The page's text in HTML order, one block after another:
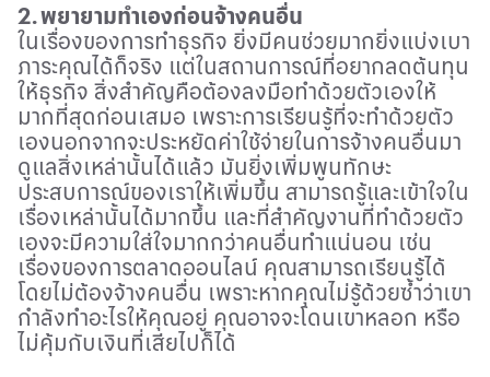
2.พยายามทำเองก่อนจ้างคนอื่น
ในเรื่องของการทำธุรกิจ ยิ่งมีคนช่วยมากยิ่งแบ่งเบา
ภาระคุณได้ก็จริง แต่ในสถานการณ์ที่อยากลดต้นทุน
ให้ธุรกิจ สิ่งสำคัญคือต้องลงมือทำด้วยตัวเองให้
มากที่สุดก่อนเสมอ เพราะการเรียนรู้ที่จะทำด้วยตัว
เองนอกจากจะประหยัดค่าใช้จ่ายในการจ้างคนอื่นมา
ดูแลสิ่งเหล่านั้นได้แล้ว มันยิ่งเพิ่มพูนทักษะ
ประสบการณ์ของเราให้เพิ่มขึ้น สามารถรู้และเข้าใจใน
เรื่องเหล่านั้นได้มากขึ้น และที่สำคัญงานที่ทำด้วยตัว
เองจะมีความใส่ใจมากกว่าคนอื่นทำแน่นอน เช่น
เรื่องของการตลาดออนไลน์ คุณสามารถเรียนรู้ได้
โดยไม่ต้องจ้างคนอื่น เพราะหากคุณไม่รู้ด้วยซ้ำว่าเขา
กำลังทำอะไรให้คุณอยู่ คุณอาจจะโดนเขาหลอก หรือ
ไม่คุ้มกับเงินที่เสียไปก็ได้